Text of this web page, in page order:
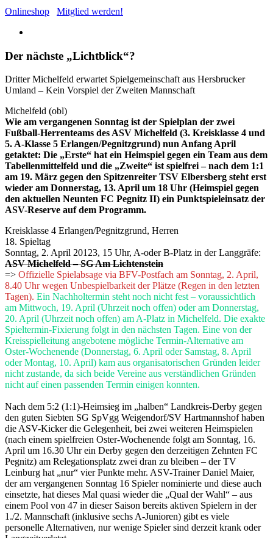
Onlineshop
Mitglied werden!
Der nächste „Lichtblick“?
Dritter Michelfeld erwartet Spielgemeinschaft aus Hersbrucker
Umland – Kein Vorspiel der Zweiten Mannschaft
Michelfeld (obl)
Wie am vergangenen Sonntag ist der Spielplan der zwei
Fußball-Herrenteams des ASV Michelfeld (3. Kreisklasse 4 und
5. A-Klasse 5 Erlangen/Pegnitzgrund) nun Anfang April
getaktet: Die „Erste“ hat ein Heimspiel gegen ein Team aus dem
Tabellenmittelfeld und die „Zweite“ ist spielfrei – nach dem 1:1
am 19. März gegen den Spitzenreiter TSV Elbersberg steht erst
wieder am Donnerstag, 13. April um 18 Uhr (Heimspiel gegen
den aktuellen Neunten FC Pegnitz II) ein Punktspieleinsatz der
ASV-Reserve auf dem Programm.
Kreisklasse 4 Erlangen/Pegnitzgrund, Herren
18. Spieltag
Sonntag, 2. April 20123, 15 Uhr, A-oder B-Platz in der Langgräfe:
ASV Michelfeld – SG Am Lichtenstein
=> Offizielle Spielabsage via BFV-Postfach am Sonntag, 2. April,
8.40 Uhr wegen Unbespielbarkeit der Plätze (Regen in den letzten
Tagen). Ein Nachholtermin steht noch nicht fest – voraussichtlich
am Mittwoch, 19. April (Uhrzeit noch offen) oder am Donnerstag,
20. April (Uhrzeit noch offen) am A-Platz in Michelfeld. Die exakte
Spieltermin-Fixierung folgt in den nächsten Tagen. Eine von der
Kreisspielleitung angebotene mögliche Termin-Alternative am
Oster-Wochenende (Donnerstag, 6. April oder Samstag, 8. April
oder Montag, 10. April) kam aus organisatorischen Gründen leider
nicht zustande, da sich beide Vereine aus verständlichen Gründen
nicht auf einen passenden Termin einigen konnten.
Nach dem 5:2 (1:1)-Heimsieg im „halben“ Landkreis-Derby gegen
den guten Siebten SG SpVgg Weigendorf/SV Hartmannshof haben
die ASV-Kicker die Gelegenheit, bei zwei weiteren Heimspielen
(nach einem spielfreien Oster-Wochenende folgt am Sonntag, 16.
April um 16.30 Uhr ein Derby gegen den derzeitigen Zehnten FC
Pegnitz) am Relegationsplatz zwei dran zu bleiben – der TV
Leinburg hat „nur“ vier Punkte mehr. ASV-Trainer Daniel Maier,
der am vergangenen Sonntag 16 Spieler nominierte und diese auch
einsetzte, hat dieses Mal quasi wieder die „Qual der Wahl“ – aus
einem Pool von 47 in dieser Saison bereits aktiven Spielern in der
1./2. Mannschaft (inklusive sechs A-Junioren) gibt es viele
personelle Alternativen, nur wenige Spieler sind derzeit krank oder